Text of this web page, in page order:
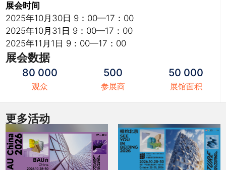
展会时间
2025年10月30日 9：00—17：00
2025年10月31日 9：00—17：00
2025年11月1日 9：00—17：00
展会数据
80 000
观众
500
参展商
50 000
展馆面积
更多活动